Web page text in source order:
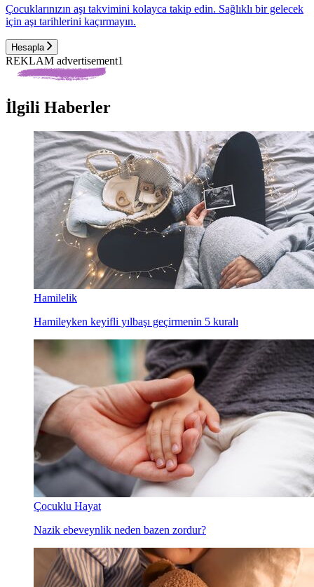
Çocuklarınızın aşı takvimini kolayca takip edin. Sağlıklı bir gelecek
için aşı tarihlerini kaçırmayın.
Hesapla
REKLAM advertisement1
İlgili Haberler
Hamilelik
Hamileyken keyifli yılbaşı geçirmenin 5 kuralı
Çocuklu Hayat
Nazik ebeveynlik neden bazen zordur?